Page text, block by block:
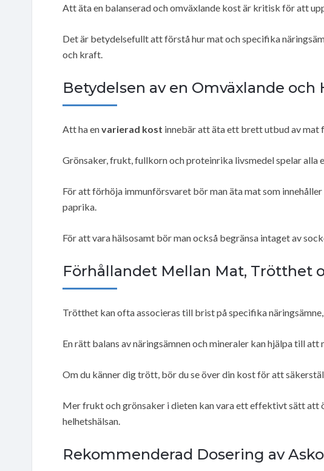
Att äta en balanserad och omväxlande kost är kritisk för att
Det är betydelsefullt att förstå hur mat och specifika
och kraft.
Betydelsen av en Omväxlande och
Att ha envarierad kost innebär att äta ett brett utbud av mat
Grönsaker, frukt, fullkorn och proteinrika livsmedel spelar alla
För att förhöja immunförsvaret bör man äta mat som
paprika.
För att vara hälsosamt bör man också begränsa intaget av
Förhållandet Mellan Mat, Trötthet
Trötthet kan ofta associeras till brist på specifika
En rätt balans av näringsämnen och mineraler kan hjälpa till
Om du känner dig trött, bör du se över din kost för att
Mer frukt och grönsaker i dieten kan vara ett effektivt sätt att
helhetshälsan.
Rekommenderad Dosering av